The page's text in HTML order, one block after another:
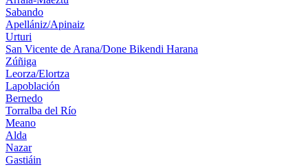
Sabando
Apellániz/Apinaiz
Urturi
San Vicente de Arana/Done Bikendi Harana
Zúñiga
Leorza/Elortza
Lapoblación
Bernedo
Torralba del Río
Meano
Alda
Nazar
Gastiáin